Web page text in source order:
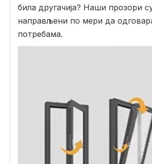
била другачија? Наши прозори
направљени по мери да
потребама.